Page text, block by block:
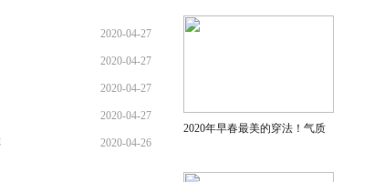
2020-04-27
2020-04-27
2020-04-27
2020-04-27
2020-04-26
2020年早春最美的穿法！气质